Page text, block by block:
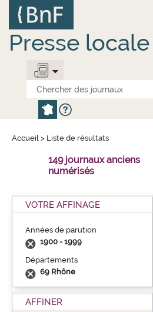
contenu
principal
Presse
Accueil > Liste de résultats
149 journaux anciens
numérisés
VOTRE AFFINAGE
Années de parution
1900 - 1999
Départements
69 Rhône
AFFINER
Panneau de gestion des cookies